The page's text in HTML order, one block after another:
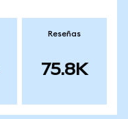
Reseñas
75.8K